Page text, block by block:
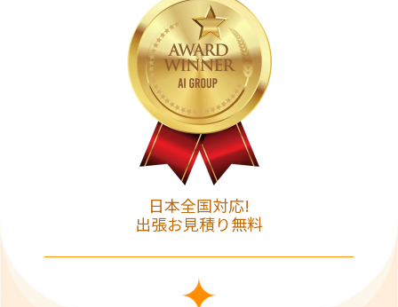
日本全国対応!
出張お見積り無料